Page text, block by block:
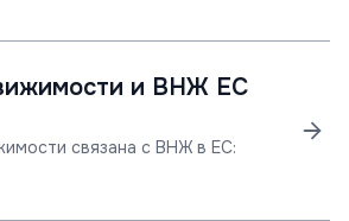
и ВНЖ ЕС
связана с ВНЖ в ЕС: